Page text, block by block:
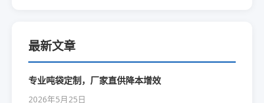
最新文章
专业吨袋定制，厂家直供降本增效
2026年5月25日